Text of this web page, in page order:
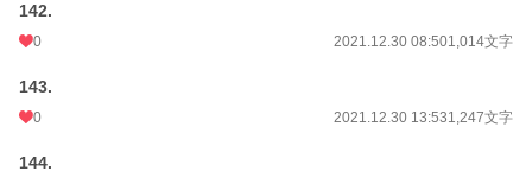
142.
0 2021.12.30 08:501,014文字
143.
0 2021.12.30 13:531,247文字
144.